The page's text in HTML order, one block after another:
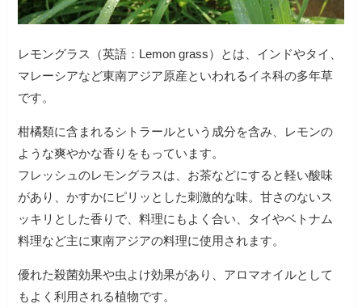
レモングラス（英語：Lemon grass）とは、インドやタイ、
マレーシアなど東南アジア原産といわれるイネ科の多年草
です。
柑橘類に含まれるシトラールという成分を含み、レモンの
ような爽やかな香りをもっています。
フレッシュのレモングラスは、お茶などにすると軽い酸味
があり、かすかにピリッとした刺激的な味。甘さのないス
ッキリとした香りで、料理にもよく合い、タイやベトナム
料理など主に東南アジアの料理に使用されます。
優れた殺菌効果や虫よけ効果があり、アロマオイルとして
もよく利用される植物です。